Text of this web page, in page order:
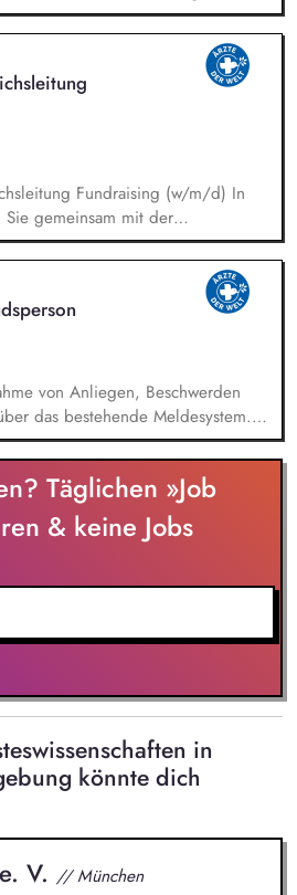
Entwicklung und Umsetzung
(Major Donor Journeys).
Durchführung von exklusiven
Strategische Beratung und
sowie der Gremien bei
und der direkten Ansprache.
Fundraising (w/m/d) In
gemeinsam mit der
Weiterentwicklung des
Führungs- sowie
dynamischen Umfeld. Ein
liegt in der Führung und
Teams: strategische
fachliche Leitung
Entwicklung und Optimierung
neuer
von Anliegen, Beschwerden
das bestehende Meldesystem.
und Unterstützung bei
und Durchführung von
Mitwirkung an der
Verhaltenskodizes und dem
offenen Feedback- und
der Organisation.
Täglichen »Job
& keine Jobs
in
könnte dich
V. // München